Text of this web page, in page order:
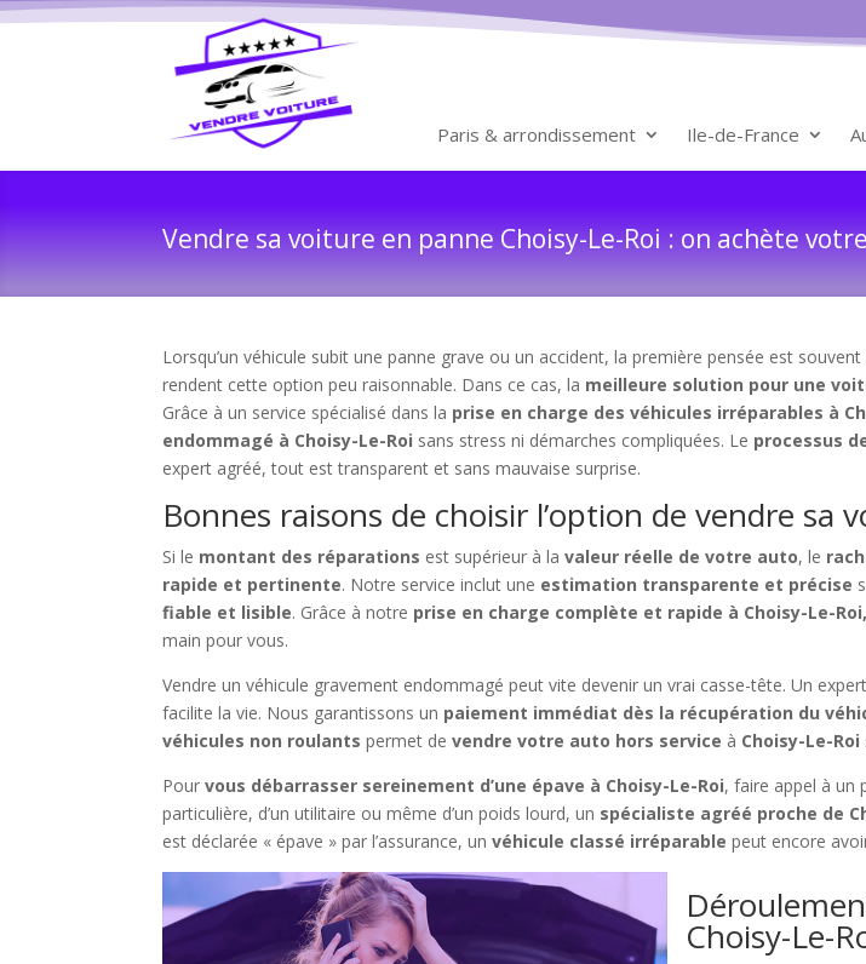
Paris & arrondissement Ile-de-France
Vendre sa voiture en panne Choisy-Le-Roi : on achète
Lorsqu’un véhicule subit une panne grave ou un accident, la première pensée est
rendent cette option peu raisonnable. Dans ce cas, la meilleure solution pour une
Grâce à un service spécialisé dans la prise en charge des véhicules irréparables à
endommagé à Choisy-Le-Roi sans stress ni démarches compliquées. Le processus
expert agréé, tout est transparent et sans mauvaise surprise.
Bonnes raisons de choisir l’option de vendre sa
Si le montant des réparations est supérieur à lavaleur réelle de votre auto, le
rapide et pertinente. Notre service inclut une estimation transparente et précise
fiable et lisible. Grâce à notre prise en charge complète et rapide à Choisy-Le-
main pour vous.
Vendre un véhicule gravement endommagé peut vite devenir un vrai casse-tête. Un
facilite la vie. Nous garantissons un paiement immédiat dès la récupération du
véhicules non roulants permet devendre votre auto hors service à Choisy-Le-Roi
Pourvous débarrasser sereinement d’une épave à Choisy-Le-Roi, faire appel à un
particulière, d’un utilitaire ou même d’un poids lourd, un spécialiste agréé proche de
est déclarée « épave » par l’assurance, unvéhicule classé irréparable peut encore
Choisy-Le-